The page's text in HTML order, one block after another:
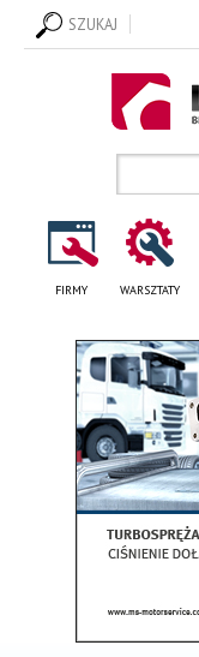
SZUKAJ
FIRMY WARSZTATY